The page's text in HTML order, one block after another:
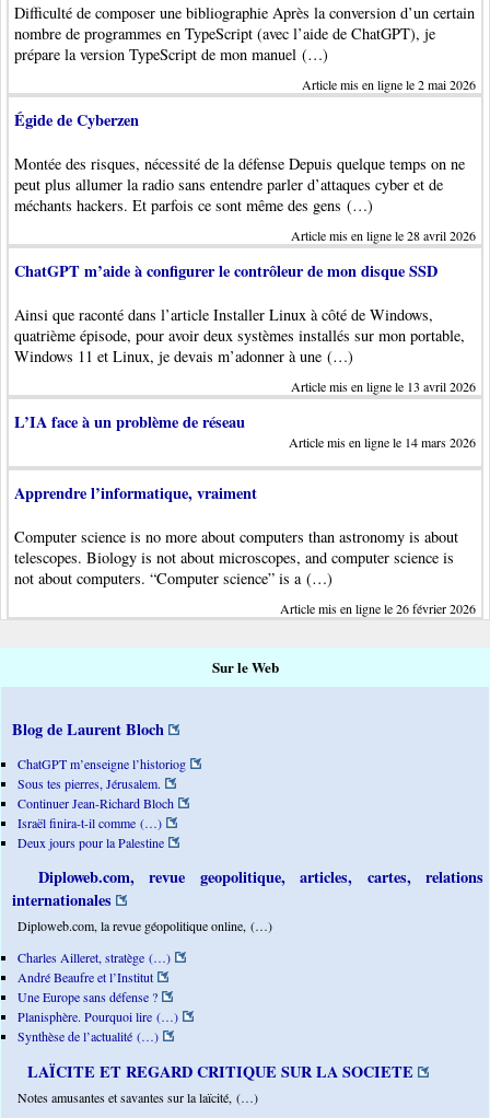
Difficulté de composer une bibliographie Après la conversion d’un certain
nombre de programmes en TypeScript (avec l’aide de ChatGPT), je
prépare la version TypeScript de mon manuel (…)
Article mis en ligne le 2 mai 2026
Égide de Cyberzen
Montée des risques, nécessité de la défense Depuis quelque temps on ne
peut plus allumer la radio sans entendre parler d’attaques cyber et de
méchants hackers. Et parfois ce sont même des gens (…)
Article mis en ligne le 28 avril 2026
ChatGPT m’aide à configurer le contrôleur de mon disque SSD
Ainsi que raconté dans l’article Installer Linux à côté de Windows,
quatrième épisode, pour avoir deux systèmes installés sur mon portable,
Windows 11 et Linux, je devais m’adonner à une (…)
Article mis en ligne le 13 avril 2026
L’IA face à un problème de réseau
Article mis en ligne le 14 mars 2026
Apprendre l’informatique, vraiment
Computer science is no more about computers than astronomy is about
telescopes. Biology is not about microscopes, and computer science is
not about computers. “Computer science” is a (…)
Article mis en ligne le 26 février 2026
Sur le Web
Blog de Laurent Bloch
ChatGPT m’enseigne l’historiog
Sous tes pierres, Jérusalem.
Continuer Jean-Richard Bloch
Israël finira-t-il comme (…)
Deux jours pour la Palestine
Diploweb.com, revue geopolitique, articles, cartes, relations
internationales
Diploweb.com, la revue géopolitique online, (…)
Charles Ailleret, stratège (…)
André Beaufre et l’Institut
Une Europe sans défense ?
Planisphère. Pourquoi lire (…)
Synthèse de l’actualité (…)
LAÏCITE ET REGARD CRITIQUE SUR LA SOCIETE
Notes amusantes et savantes sur la laïcité, (…)